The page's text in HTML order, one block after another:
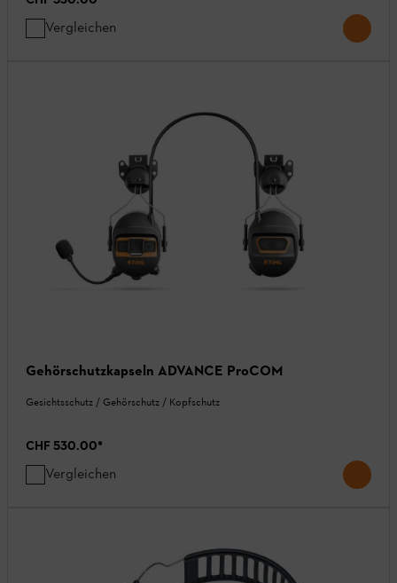
Vergleichen
Gehörschutzkapseln ADVANCE ProCOM
Gesichtsschutz / Gehörschutz / Kopfschutz
CHF 530.00*
Vergleichen